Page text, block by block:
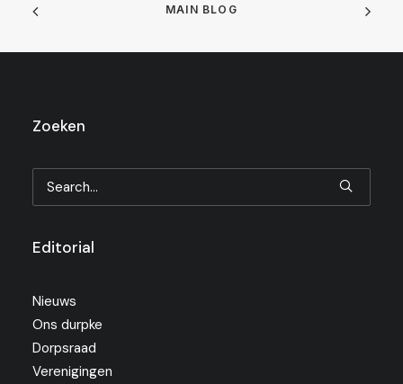
MAIN BLOG
Zoeken
Editorial
Nieuws
Ons durpke
Dorpsraad
Verenigingen